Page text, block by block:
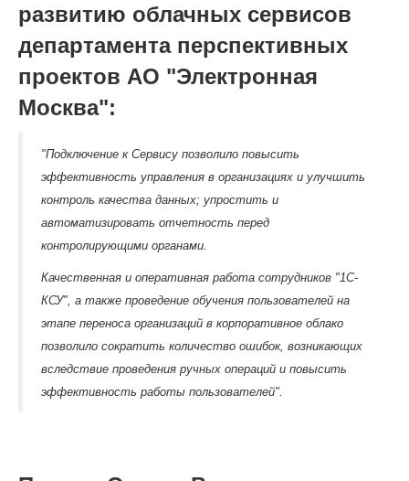
развитию облачных сервисов
департамента перспективных
проектов АО "Электронная
Москва":
"Подключение к Сервису позволило повысить
эффективность управления в организациях и улучшить
контроль качества данных; упростить и
автоматизировать отчетность перед
контролирующими органами.
Качественная и оперативная работа сотрудников "1С-
КСУ", а также проведение обучения пользователей на
этапе переноса организаций в корпоративное облако
позволило сократить количество ошибок, возникающих
вследствие проведения ручных операций и повысить
эффективность работы пользователей".